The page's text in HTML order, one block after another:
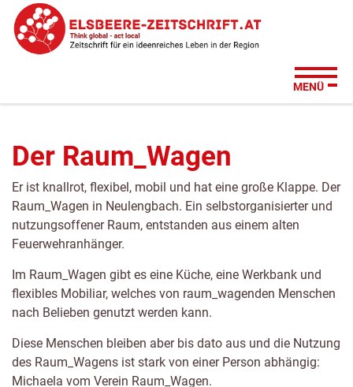
Seitenbereiche:
Zum
Inhalt
Hauptnavigation
Footernavigation
MENÜ
Der Raum_Wagen
Er ist knallrot, flexibel, mobil und hat eine große Klappe. Der
Raum_Wagen in Neulengbach. Ein selbstorganisierter und
nutzungsoffener Raum, entstanden aus einem alten
Feuerwehranhänger.
Im Raum_Wagen gibt es eine Küche, eine Werkbank und
flexibles Mobiliar, welches von raum_wagenden Menschen
nach Belieben genutzt werden kann.
Diese Menschen bleiben aber bis dato aus und die Nutzung
des Raum_Wagens ist stark von einer Person abhängig:
Michaela vom Verein Raum_Wagen.